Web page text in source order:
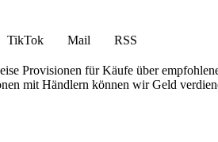
TikTok Mail
RSS
Provisionen für Käufe über
mit Händlern können wir Geld